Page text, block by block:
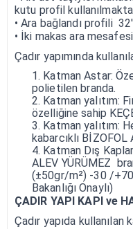
kutu profil
• Ara bağlandı profili
• İki makas ara
Çadır yapımında
Katman Astar:
polietilen branda.
Katman yalıtım:
özelliğine sahip
Katman yalıtım:
kabarcıklı
Katman Dış
ALEV YÜRÜMEZ
(±50gr/m²) -30 /+70
Bakanlığı Onaylı)
ÇADIR YAPI KAPI ve
Çadır yapıda kullanılan